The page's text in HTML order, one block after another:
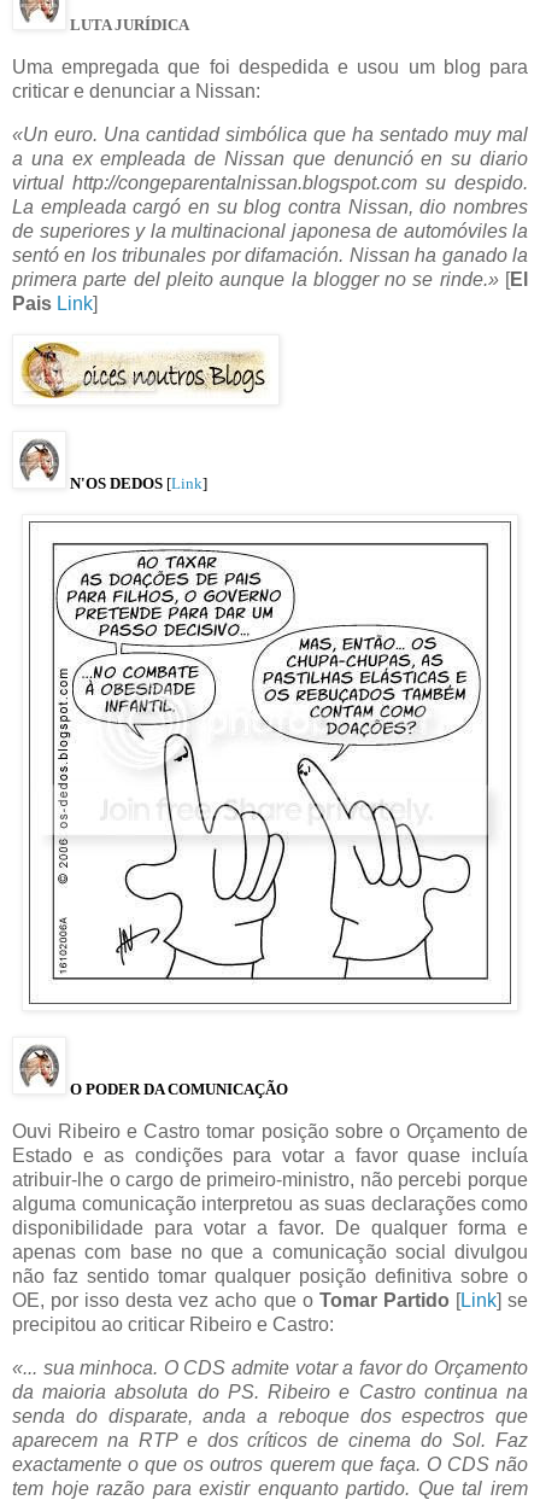
LUTA JURÍDICA
Uma empregada que foi despedida e usou um blog para
criticar e denunciar a Nissan:
«Un euro. Una cantidad simbólica que ha sentado muy mal
a una ex empleada de Nissan que denunció en su diario
virtual http://congeparentalnissan.blogspot.com su despido.
La empleada cargó en su blog contra Nissan, dio nombres
de superiores y la multinacional japonesa de automóviles la
sentó en los tribunales por difamación. Nissan ha ganado la
primera parte del pleito aunque la blogger no se rinde.»[El
Pais Link]
N'OS DEDOS [Link]
O PODER DA COMUNICAÇÃO
Ouvi Ribeiro e Castro tomar posição sobre o Orçamento de
Estado e as condições para votar a favor quase incluía
atribuir-lhe o cargo de primeiro-ministro, não percebi porque
alguma comunicação interpretou as suas declarações como
disponibilidade para votar a favor. De qualquer forma e
apenas com base no que a comunicação social divulgou
não faz sentido tomar qualquer posição definitiva sobre o
OE, por isso desta vez acho que o Tomar Partido [Link] se
precipitou ao criticar Ribeiro e Castro:
«... sua minhoca. O CDS admite votar a favor do Orçamento
da maioria absoluta do PS. Ribeiro e Castro continua na
senda do disparate, anda a reboque dos espectros que
aparecem na RTP e dos críticos de cinema do Sol. Faz
exactamente o que os outros querem que faça. O CDS não
tem hoje razão para existir enquanto partido. Que tal irem